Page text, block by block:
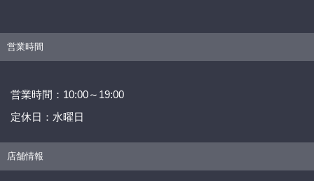
営業時間
営業時間：10:00～19:00
定休日：水曜日
店舗情報